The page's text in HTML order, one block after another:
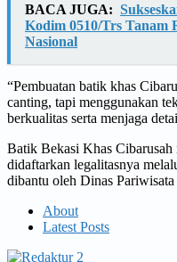
BACA JUGA:
Kodim 0510/Trs Tanam
Nasional
“Pembuatan batik khas
canting, tapi menggunakan
berkualitas serta menjaga
Batik Bekasi Khas Cibarusah
didaftarkan legalitasnya
dibantu oleh Dinas
About
Latest Posts